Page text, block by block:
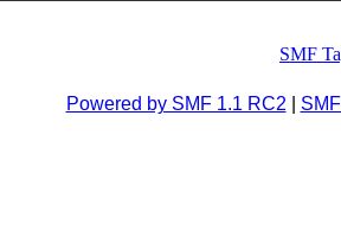
SMF
Powered by SMF 1.1 RC2